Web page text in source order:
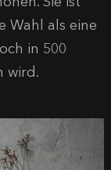
Wahl als eine
in 500
wird.